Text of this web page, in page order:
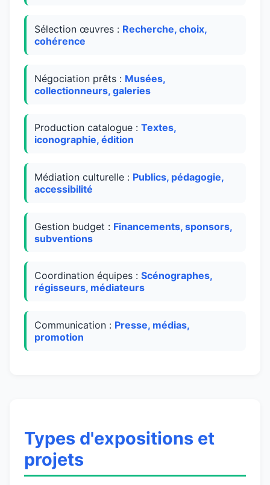
Sélection œuvres : Recherche, choix,
cohérence
Négociation prêts : Musées,
collectionneurs, galeries
Production catalogue : Textes,
iconographie, édition
Médiation culturelle : Publics, pédagogie,
accessibilité
Gestion budget : Financements, sponsors,
subventions
Coordination équipes : Scénographes,
régisseurs, médiateurs
Communication : Presse, médias,
promotion
Types d'expositions et
projets